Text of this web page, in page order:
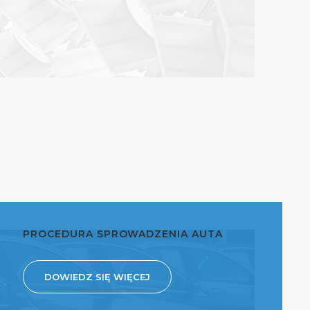
PROCEDURA SPROWADZENIA AUTA
DOWIEDZ SIĘ WIĘCEJ